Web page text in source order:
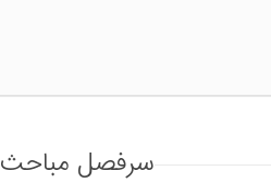
سرفصل مباحث